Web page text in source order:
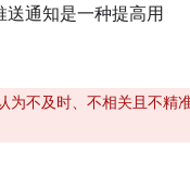
通知是一种提高用
为不及时、不相关且不精